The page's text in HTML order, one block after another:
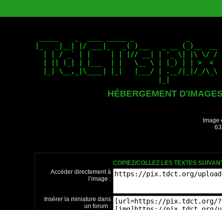
HÉBERGEMENT
COPIEZ/COLLEZ LES TEXTES
Accéder directement à
l’image :
Insérer la miniature dans
un forum :